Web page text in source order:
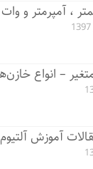
، آمپرمتر و وات
– انواع
آموزش آلتیوم